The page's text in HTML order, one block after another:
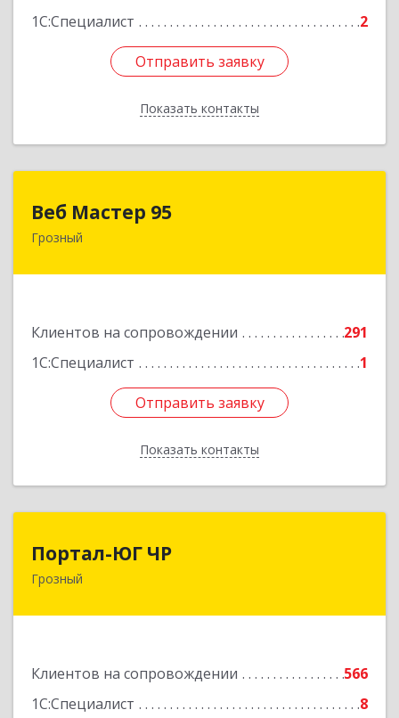
1С:Специалист
2
Отправить заявку
Показать контакты
Отправить заявку
Назад
Веб Мастер 95
Грозный
Клиентов на сопровождении
291
1С:Специалист
1
Отправить заявку
Показать контакты
Подробнее
Отправить заявку
Назад
Портал-ЮГ ЧР
Грозный
Клиентов на сопровождении
566
1С:Специалист
8
364906, Чеченская Респ, Грозный г, Путина пр-